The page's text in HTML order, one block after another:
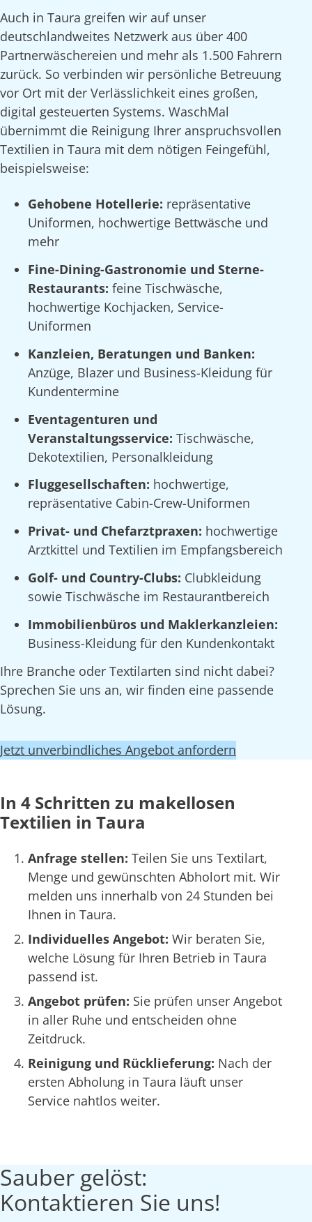
Auch in Taura greifen wir auf unser
deutschlandweites Netzwerk aus über 400
Partnerwäschereien und mehr als 1.500 Fahrern
zurück. So verbinden wir persönliche Betreuung
vor Ort mit der Verlässlichkeit eines großen,
digital gesteuerten Systems. WaschMal
übernimmt die Reinigung Ihrer anspruchsvollen
Textilien in Taura mit dem nötigen Feingefühl,
beispielsweise:
Gehobene Hotellerie: repräsentative
Uniformen, hochwertige Bettwäsche und
mehr
Fine-Dining-Gastronomie und Sterne-
Restaurants: feine Tischwäsche,
hochwertige Kochjacken, Service-
Uniformen
Kanzleien, Beratungen und Banken:
Anzüge, Blazer und Business-Kleidung für
Kundentermine
Eventagenturen und
Veranstaltungsservice: Tischwäsche,
Dekotextilien, Personalkleidung
Fluggesellschaften: hochwertige,
repräsentative Cabin-Crew-Uniformen
Privat- und Chefarztpraxen: hochwertige
Arztkittel und Textilien im Empfangsbereich
Golf- und Country-Clubs: Clubkleidung
sowie Tischwäsche im Restaurantbereich
Immobilienbüros und Maklerkanzleien:
Business-Kleidung für den Kundenkontakt
Ihre Branche oder Textilarten sind nicht dabei?
Sprechen Sie uns an, wir finden eine passende
Lösung.
Jetzt unverbindliches Angebot anfordern
In 4 Schritten zu makellosen
Textilien in Taura
Anfrage stellen: Teilen Sie uns Textilart,
Menge und gewünschten Abholort mit. Wir
melden uns innerhalb von 24 Stunden bei
Ihnen in Taura.
Individuelles Angebot: Wir beraten Sie,
welche Lösung für Ihren Betrieb in Taura
passend ist.
Angebot prüfen: Sie prüfen unser Angebot
in aller Ruhe und entscheiden ohne
Zeitdruck.
Reinigung und Rücklieferung: Nach der
ersten Abholung in Taura läuft unser
Service nahtlos weiter.
Sauber gelöst:
Kontaktieren Sie uns!